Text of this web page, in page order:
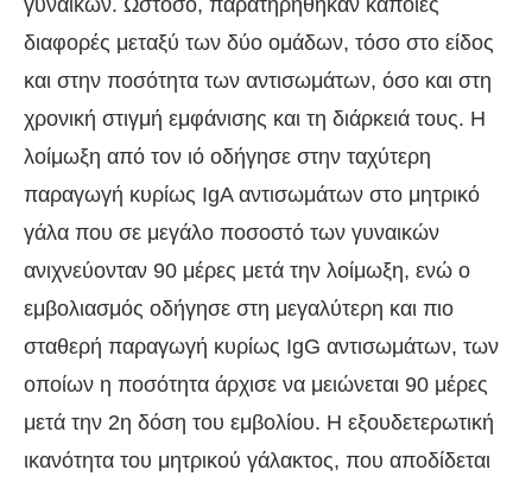
διαφορές μεταξύ των δύο ομάδων, τόσο στο είδος
και στην ποσότητα των αντισωμάτων, όσο και στη
χρονική στιγμή εμφάνισης και τη διάρκειά τους. Η
λοίμωξη από τον ιό οδήγησε στην ταχύτερη
παραγωγή κυρίως IgA αντισωμάτων στο μητρικό
γάλα που σε μεγάλο ποσοστό των γυναικών
ανιχνεύονταν 90 μέρες μετά την λοίμωξη, ενώ ο
εμβολιασμός οδήγησε στη μεγαλύτερη και πιο
σταθερή παραγωγή κυρίως IgG αντισωμάτων, των
οποίων η ποσότητα άρχισε να μειώνεται 90 μέρες
μετά την 2η δόση του εμβολίου. Η εξουδετερωτική
ικανότητα του μητρικού γάλακτος, που αποδίδεται